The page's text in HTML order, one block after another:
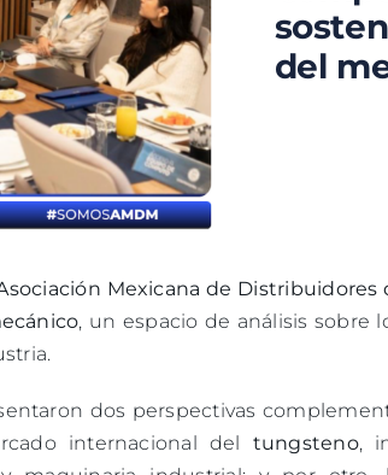
del
Mexicana de Distribuidores
, un espacio de análisis sobre
dos perspectivas
internacional del tungsteno,